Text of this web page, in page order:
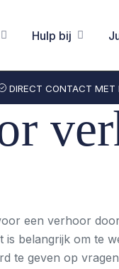
Hulp bij
DIRECT CONTACT
een verhoor
belangrijk om te
te geven op